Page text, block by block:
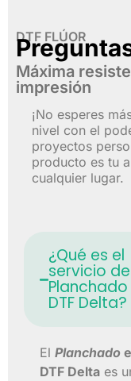
DTF FLÚOR
Máxima
impresión
¡No esperes
nivel con el
proyectos
producto es tu
cualquier lugar.
¿Qué es el
servicio de
Planchado
DTF Delta?
El Planchado
DTF Delta es